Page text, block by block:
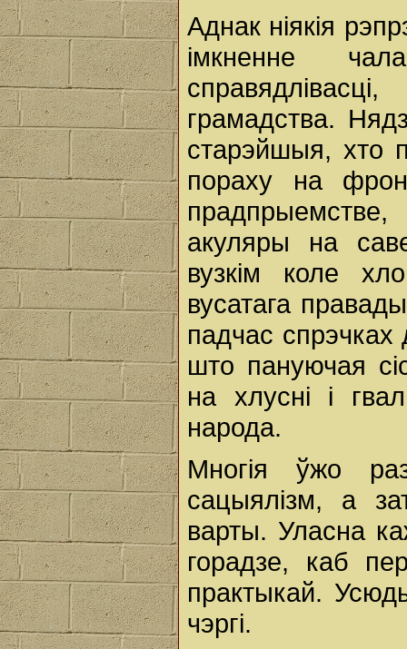
Аднак ніякія
імкненне
грамадства.
старэйшыя, хто
пораху на
акуляры на
вузкім коле
вусатага
падчас спрэчках
што пануючая
на хлусні і
народа.
Многія ўжо
сацыялізм, а
варты. Уласна
горадзе, каб
практыкай.
чэргі.